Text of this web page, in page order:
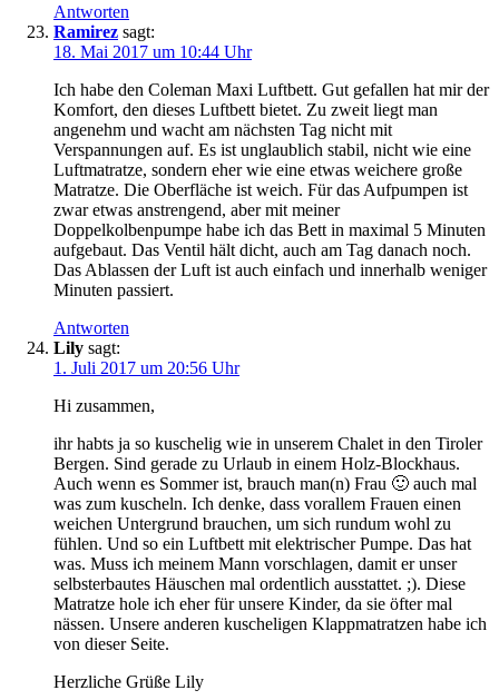
Antworten
Ramirez sagt:
18. Mai 2017 um 10:44 Uhr
Ich habe den Coleman Maxi Luftbett. Gut gefallen hat mir der
Komfort, den dieses Luftbett bietet. Zu zweit liegt man
angenehm und wacht am nächsten Tag nicht mit
Verspannungen auf. Es ist unglaublich stabil, nicht wie eine
Luftmatratze, sondern eher wie eine etwas weichere große
Matratze. Die Oberfläche ist weich. Für das Aufpumpen ist
zwar etwas anstrengend, aber mit meiner
Doppelkolbenpumpe habe ich das Bett in maximal 5 Minuten
aufgebaut. Das Ventil hält dicht, auch am Tag danach noch.
Das Ablassen der Luft ist auch einfach und innerhalb weniger
Minuten passiert.
Antworten
Lily sagt:
1. Juli 2017 um 20:56 Uhr
Hi zusammen,
ihr habts ja so kuschelig wie in unserem Chalet in den Tiroler
Bergen. Sind gerade zu Urlaub in einem Holz-Blockhaus.
Auch wenn es Sommer ist, brauch man(n) Frau 🙂 auch mal
was zum kuscheln. Ich denke, dass vorallem Frauen einen
weichen Untergrund brauchen, um sich rundum wohl zu
fühlen. Und so ein Luftbett mit elektrischer Pumpe. Das hat
was. Muss ich meinem Mann vorschlagen, damit er unser
selbsterbautes Häuschen mal ordentlich ausstattet. ;). Diese
Matratze hole ich eher für unsere Kinder, da sie öfter mal
nässen. Unsere anderen kuscheligen Klappmatratzen habe ich
von dieser Seite.
Herzliche Grüße Lily